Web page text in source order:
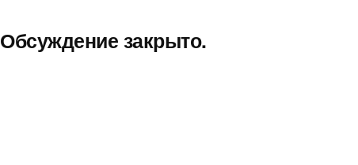
Обсуждение закрыто.